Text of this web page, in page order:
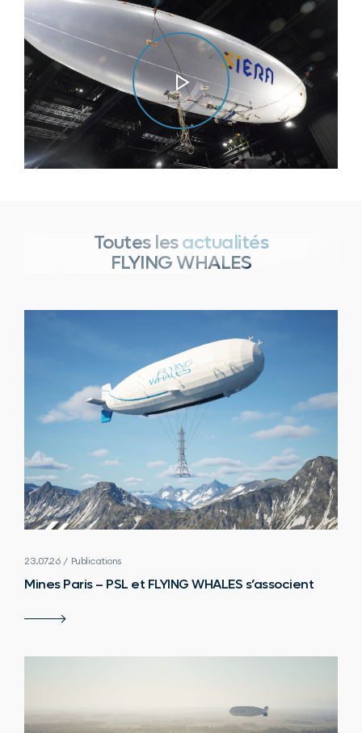
Play
Toutes lesactualités
FLYING WHALES
23.07.26 / Publications
Mines Paris – PSL et FLYING WHALES s’associent